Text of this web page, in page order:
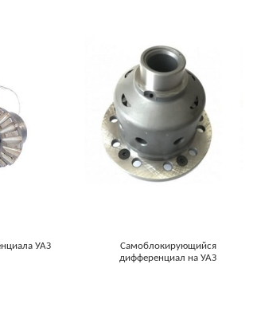
УАЗ
Самоблокирующийся
дифференциал на УАЗ